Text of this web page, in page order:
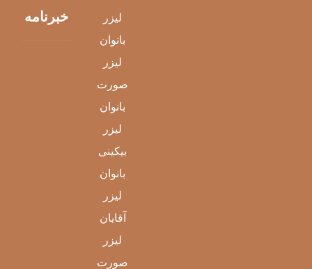
لیزر
بانوان
لیزر
صورت
بانوان
لیزر
بیکینی
بانوان
لیزر
آقایان
لیزر
صورت
خبرنامه